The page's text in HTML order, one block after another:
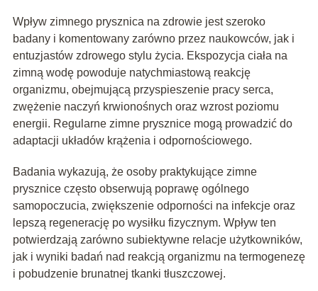
Wpływ zimnego prysznica na zdrowie jest szeroko
badany i komentowany zarówno przez naukowców, jak i
entuzjastów zdrowego stylu życia. Ekspozycja ciała na
zimną wodę powoduje natychmiastową reakcję
organizmu, obejmującą przyspieszenie pracy serca,
zwężenie naczyń krwionośnych oraz wzrost poziomu
energii. Regularne zimne prysznice mogą prowadzić do
adaptacji układów krążenia i odpornościowego.
Badania wykazują, że osoby praktykujące zimne
prysznice często obserwują poprawę ogólnego
samopoczucia, zwiększenie odporności na infekcje oraz
lepszą regenerację po wysiłku fizycznym. Wpływ ten
potwierdzają zarówno subiektywne relacje użytkowników,
jak i wyniki badań nad reakcją organizmu na termogenezę
i pobudzenie brunatnej tkanki tłuszczowej.